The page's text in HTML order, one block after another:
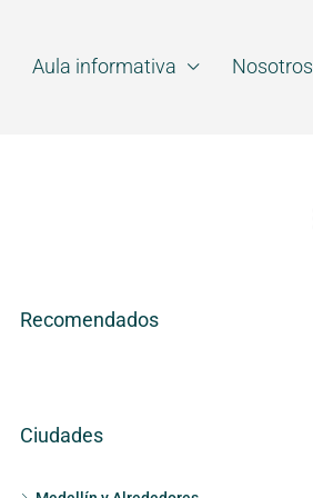
Aula informativa Nosotros
Recomendados
Ciudades